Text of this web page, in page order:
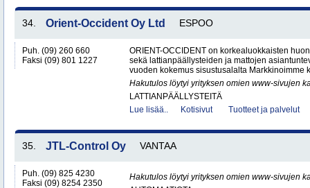
34. Orient-Occident Oy Ltd ESPOO
Puh. (09) 260 660
Faksi (09) 801 1227
ORIENT-OCCIDENT on korkealuokkaisten
sekä lattianpäällysteiden ja mattojen
vuoden kokemus sisustusalalta Markkinoimme
Hakutulos löytyi yrityksen omien www-sivujen
LATTIANPÄÄLLYSTEITÄ
Lue lisää..
Kotisivut Tuotteet ja palvelut
35. JTL-Control Oy VANTAA
Puh. (09) 825 4230
Faksi (09) 8254 2350
Hakutulos löytyi yrityksen omien www-sivujen